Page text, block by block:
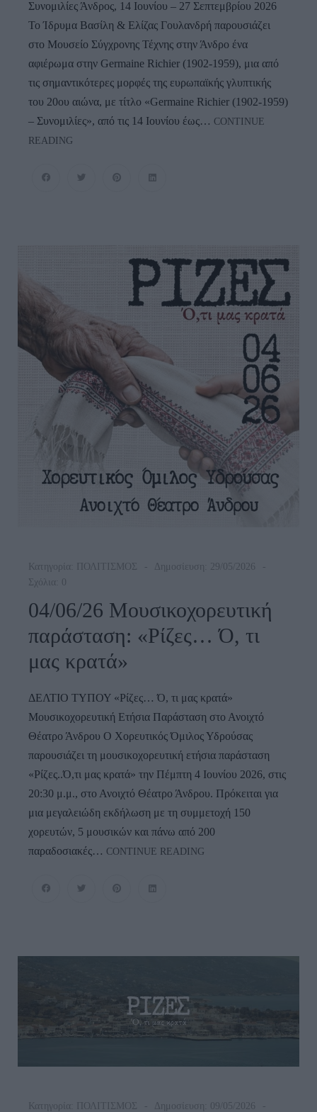
Συνομιλίες Άνδρος, 14 Ιουνίου – 27 Σεπτεμβρίου 2026
Το Ίδρυμα Βασίλη & Ελίζας Γουλανδρή παρουσιάζει
στο Μουσείο Σύγχρονης Τέχνης στην Άνδρο ένα
αφιέρωμα στην Germaine Richier (1902-1959), μια από
τις σημαντικότερες μορφές της ευρωπαϊκής γλυπτικής
του 20ου αιώνα, με τίτλο «Germaine Richier (1902-1959)
– Συνομιλίες», από τις 14 Ιουνίου έως… CONTINUE
READING
ΚΑΛΟΚΑΙΡΙΝΗ
Κατηγορία: ΠΟΛΙΤΙΣΜΟΣ
Δημοσίευση: 29/05/2026
Σχόλια: 0
04/06/26 Μουσικοχορευτική
παράσταση: «Ρίζες… Ό, τι
μας κρατά»
ΔΕΛΤΙΟ ΤΥΠΟΥ «Ρίζες… Ό, τι μας κρατά»
Μουσικοχορευτική Ετήσια Παράσταση στο Ανοιχτό
Θέατρο Άνδρου Ο Χορευτικός Όμιλος Υδρούσας
παρουσιάζει τη μουσικοχορευτική ετήσια παράσταση
«Ρίζες..Ό,τι μας κρατά» την Πέμπτη 4 Ιουνίου 2026, στις
20:30 μ.μ., στο Ανοιχτό Θέατρο Άνδρου. Πρόκειται για
μια μεγαλειώδη εκδήλωση με τη συμμετοχή 150
χορευτών, 5 μουσικών και πάνω από 200
παραδοσιακές… CONTINUE READING
Κατηγορία: ΠΟΛΙΤΙΣΜΟΣ
Δημοσίευση: 09/05/2026